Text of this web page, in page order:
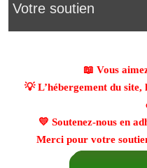
Votre soutien
📖 Vous
💡 L’hébergement du site,
💛 Soutenez-nous en
Merci pour votre